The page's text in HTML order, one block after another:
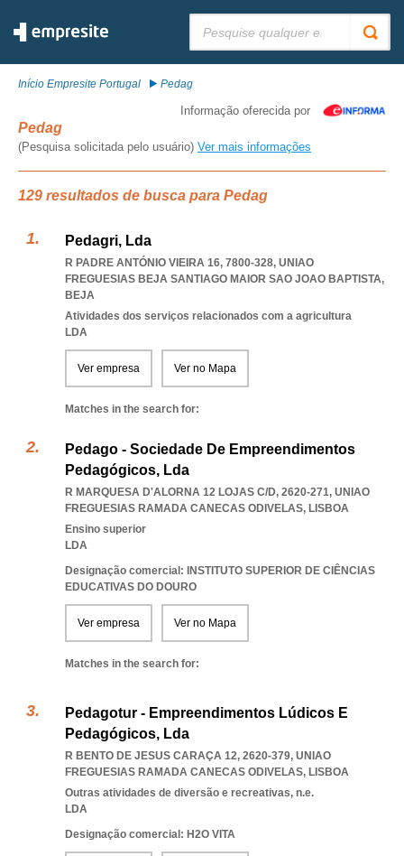
Início Empresite Portugal Pedag
Informação oferecida por
Pedag
(Pesquisa solicitada pelo usuário) Ver mais informações
129 resultados de busca para Pedag
Pedagri, Lda
R PADRE ANTÓNIO VIEIRA 16, 7800-328, UNIAO
FREGUESIAS BEJA SANTIAGO MAIOR SAO JOAO BAPTISTA,
BEJA
Atividades dos serviços relacionados com a agricultura
LDA
Ver empresa Ver no Mapa
Matches in the search for:
Pedago - Sociedade De Empreendimentos
Pedagógicos, Lda
R MARQUESA D'ALORNA 12 LOJAS C/D, 2620-271, UNIAO
FREGUESIAS RAMADA CANECAS ODIVELAS, LISBOA
Ensino superior
LDA
Designação comercial: INSTITUTO SUPERIOR DE CIÊNCIAS
EDUCATIVAS DO DOURO
Ver empresa Ver no Mapa
Matches in the search for:
Pedagotur - Empreendimentos Lúdicos E
Pedagógicos, Lda
R BENTO DE JESUS CARAÇA 12, 2620-379, UNIAO
FREGUESIAS RAMADA CANECAS ODIVELAS, LISBOA
Outras atividades de diversão e recreativas, n.e.
LDA
Designação comercial: H2O VITA